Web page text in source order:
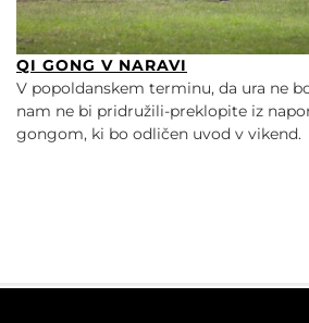
QI GONG V NARAVI
V popoldanskem terminu, da ura ne
nam ne bi pridružili-preklopite iz
gongom, ki bo odličen uvod v vikend.